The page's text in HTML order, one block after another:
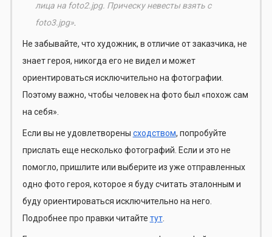
лица на foto2.jpg. Прическу невесты взять с
foto3.jpg».
Не забывайте, что художник, в отличие от заказчика, не
знает героя, никогда его не видел и может
ориентироваться исключительно на фотографии.
Поэтому важно, чтобы человек на фото был «похож сам
на себя».
Если вы не удовлетворены сходством, попробуйте
прислать еще несколько фотографий. Если и это не
помогло, пришлите или выберите из уже отправленных
одно фото героя, которое я буду считать эталонным и
буду ориентироваться исключительно на него.
Подробнее про правки читайте тут.